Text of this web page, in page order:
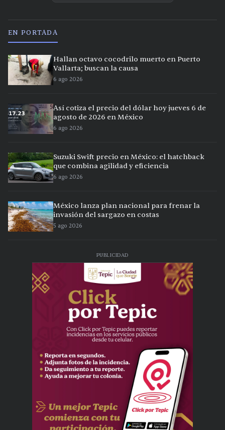
EN PORTADA
Hallan octavo cocodrilo muerto en Puerto
Vallarta; buscan la causa
6 ago 2026
Así cotiza el precio del dólar hoy jueves 6 de
agosto de 2026 en México
6 ago 2026
Suzuki Swift precio en México: el hatchback
que combina agilidad y eficiencia
6 ago 2026
México lanza plan nacional para frenar la
invasión del sargazo en costas
5 ago 2026
PUBLICIDAD